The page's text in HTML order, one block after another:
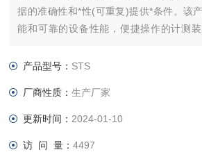
据的准确性和*性(可重复)提供*条件。该
能和可靠的设备性能，便捷操作的计测
完备的安全保护装置，避免了任何可能发
产品型号： STS
厂商性质：生产厂家
更新时间： 2024-01-10
访 问 量：4497